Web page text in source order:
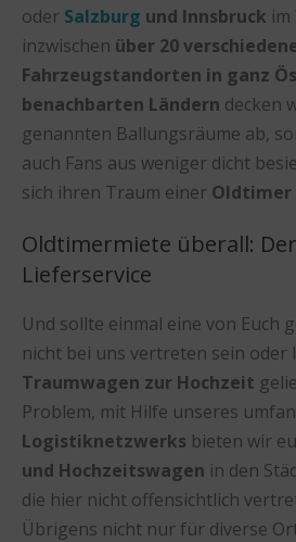
oder Salzburg und Innsbruck
inzwischen über 20
Fahrzeugstandorten in ganz
benachbarten Ländern decken
genannten Ballungsräume ab,
auch Fans aus weniger dicht
sich ihren Traum einer Oldtimer
Oldtimermiete überall:
Lieferservice
Und sollte einmal eine von Euch
nicht bei uns vertreten sein oder
Traumwagen zur Hochzeit
Problem, mit Hilfe unseres
Logistiknetzwerks bieten wir
und Hochzeitswagen in den
die hier nicht offensichtlich
Übrigens nicht nur für diverse